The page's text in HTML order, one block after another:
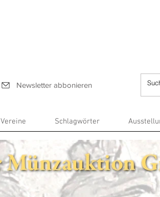
Newsletter abbonieren
Vereine Schlagwörter